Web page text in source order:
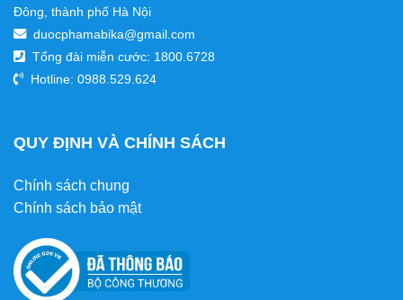
Đông, thành phố Hà Nội
duocphamabika@gmail.com
Tổng đài miễn cước: 1800.6728
Hotline: 0988.529.624
QUY ĐỊNH VÀ CHÍNH SÁCH
Chính sách chung
Chính sách bảo mật